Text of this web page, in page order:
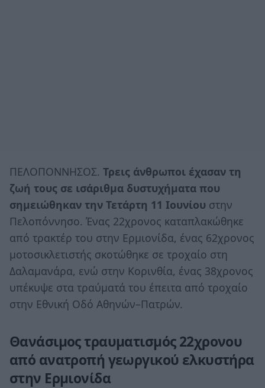
ΠΕΛΟΠΟΝΝΗΣΟΣ. Τρεις άνθρωποι έχασαν τη
ζωή τους σε ισάριθμα δυστυχήματα που
σημειώθηκαν την Τετάρτη 11 Ιουνίου στην
Πελοπόννησο. Ένας 22χρονος καταπλακώθηκε
από τρακτέρ του στην Ερμιονίδα, ένας 62χρονος
μοτοσικλετιστής σκοτώθηκε σε τροχαίο στη
Δαλαμανάρα, ενώ στην Κορινθία, ένας 38χρονος
υπέκυψε στα τραύματά του έπειτα από τροχαίο
στην Εθνική Οδό Αθηνών–Πατρών.
Θανάσιμος τραυματισμός 22χρονου
από ανατροπή γεωργικού ελκυστήρα
στην Ερμιονίδα